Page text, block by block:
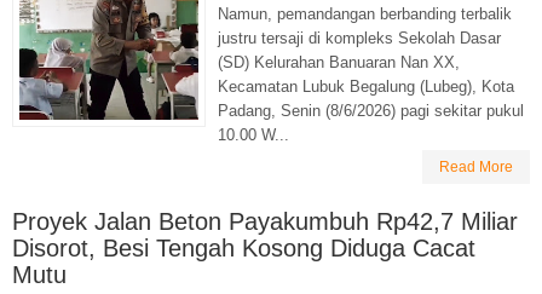
Namun, pemandangan berbanding terbalik
justru tersaji di kompleks Sekolah Dasar
(SD) Kelurahan Banuaran Nan XX,
Kecamatan Lubuk Begalung (Lubeg), Kota
Padang, Senin (8/6/2026) pagi sekitar pukul
10.00 W...
Read More
Proyek Jalan Beton Payakumbuh Rp42,7 Miliar
Disorot, Besi Tengah Kosong Diduga Cacat
Mutu